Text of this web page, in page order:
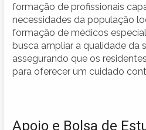
formação de profissionais
necessidades da população
formação de médicos
busca ampliar a qualidade da
assegurando que os
para oferecer um cuidado
Apoio e Bolsa de